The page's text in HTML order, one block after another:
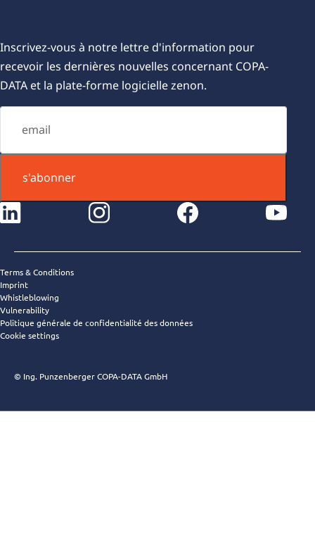
Inscrivez-vous à notre lettre d'information pour
recevoir les dernières nouvelles concernant COPA-
DATA et la plate-forme logicielle zenon.
s'abonner
facebook youtube
Terms & Conditions
Imprint
Whistleblowing
Vulnerability
Politique générale de confidentialité des données
Cookie settings
© Ing. Punzenberger COPA-DATA GmbH